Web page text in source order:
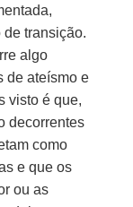
de transição.
algo
de ateísmo e
visto é que,
decorrentes
como
e que os
ou as